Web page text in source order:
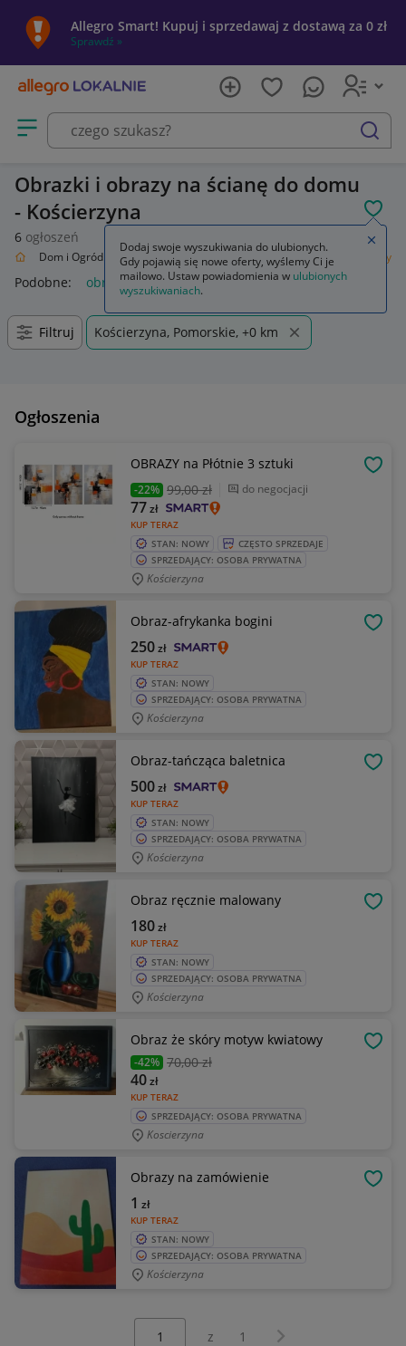
Allegro Smart! Kupuj i sprzedawaj z dostawą za 0 zł
Sprawdź »
Otwórz menu z kategoriami
szukaj
Obrazki i obrazy na ścianę do domu
- Kościerzyna
6 ogłoszeń
Dom i Ogród Wyposażenie Dekoracje ścienne Obrazki i obrazy
Podobne: obrazy i obrazki malowane ręcznie
Filtruj Kościerzyna, Pomorskie, +0 km
Ogłoszenia
OBRAZY na Płótnie 3 sztuki
-22% 99,00 zł do negocjacji
KUP TERAZ
77zł
STAN: NOWY
CZĘSTO SPRZEDAJE
SPRZEDAJĄCY: OSOBA PRYWATNA
Kościerzyna
Obraz-afrykanka bogini
KUP TERAZ
250zł
STAN: NOWY
SPRZEDAJĄCY: OSOBA PRYWATNA
Kościerzyna
Obraz-tańcząca baletnica
KUP TERAZ
500zł
STAN: NOWY
SPRZEDAJĄCY: OSOBA PRYWATNA
Kościerzyna
Obraz ręcznie malowany
KUP TERAZ
180zł
STAN: NOWY
SPRZEDAJĄCY: OSOBA PRYWATNA
Kościerzyna
Obraz że skóry motyw kwiatowy
-42% 70,00 zł
KUP TERAZ
40zł
SPRZEDAJĄCY: OSOBA PRYWATNA
Koscierzyna
Obrazy na zamówienie
KUP TERAZ
1 zł
STAN: NOWY
SPRZEDAJĄCY: OSOBA PRYWATNA
Kościerzyna
z 1 Następna strona
Dodaj swoje wyszukiwania do ulubionych.
Gdy pojawią się nowe oferty, wyślemy Ci je
mailowo. Ustaw powiadomienia w ulubionych
wyszukiwaniach.